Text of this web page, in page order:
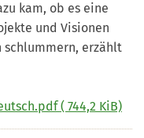
kam, ob es eine
und Visionen
schlummern, erzählt
( 744,2 KiB)